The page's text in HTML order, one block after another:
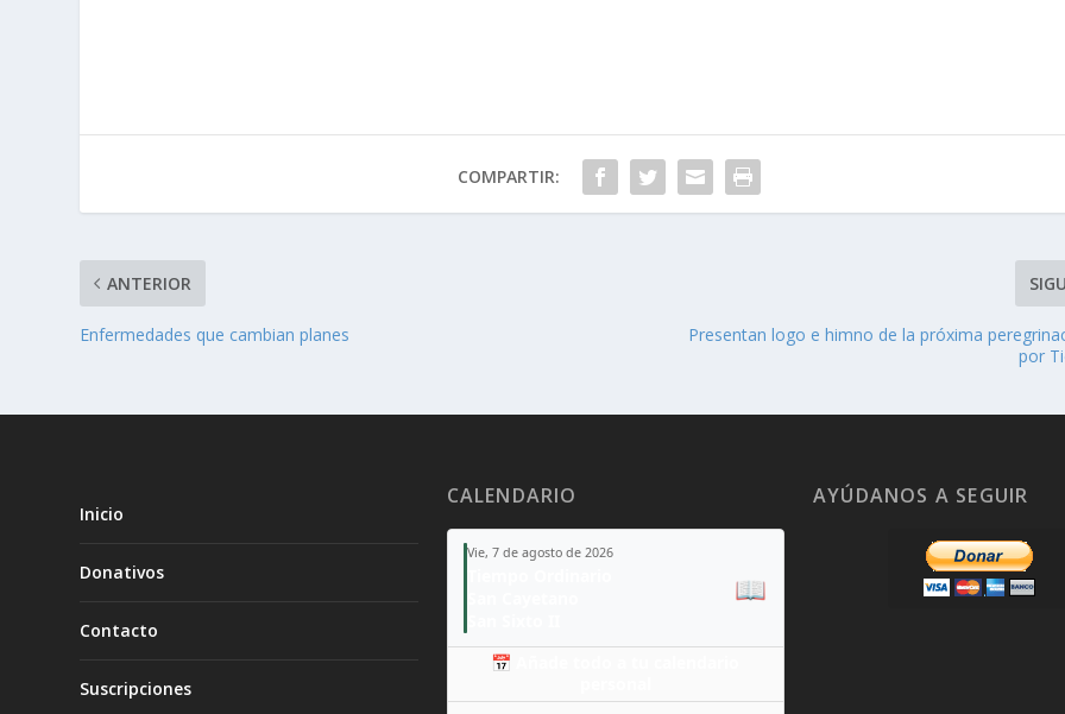
COMPARTIR:
ANTERIOR
Enfermedades que cambian planes
Presentan logo e himno de la próxima
por
Inicio
Donativos
Contacto
Suscripciones
CALENDARIO
Vie, 7 de agosto de 2026
📖
📅 Añade todo a tu calendario
AYÚDANOS A SEGUIR